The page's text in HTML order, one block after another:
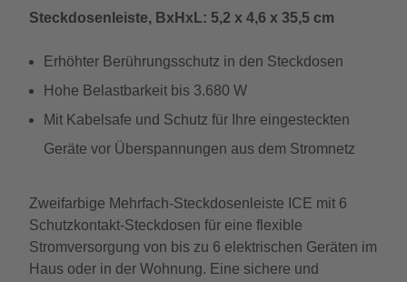
Steckdosenleiste, BxHxL: 5,2 x 4,6 x 35,5 cm
Erhöhter Berührungsschutz in den Steckdosen
Hohe Belastbarkeit bis 3.680 W
Mit Kabelsafe und Schutz für Ihre eingesteckten
Geräte vor Überspannungen aus dem Stromnetz
Zweifarbige Mehrfach-Steckdosenleiste ICE mit 6
Schutzkontakt-Steckdosen für eine flexible
Stromversorgung von bis zu 6 elektrischen Geräten im
Haus oder in der Wohnung. Eine sichere und